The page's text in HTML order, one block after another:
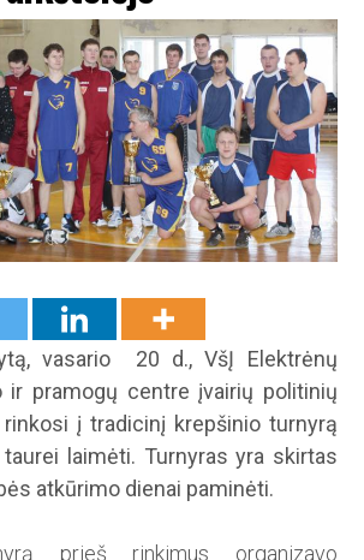
vasario 20 d., VšĮ Elektrėnų
ir pramogų centre įvairių politinių
į tradicinį krepšinio turnyrą
laimėti. Turnyras yra skirtas
atkūrimo dienai paminėti.
prieš rinkimus organizavo